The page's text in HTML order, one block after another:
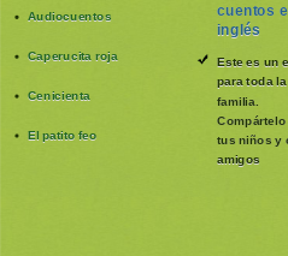
Audiocuentos
Caperucita roja
Cenicienta
El patito feo
cuentos
inglés
Este es un
para toda la
familia
Compártelo
tus niños y
amigos